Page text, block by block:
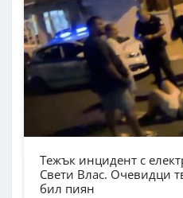
Тежък инцидент с
Свети Влас. Очевидци
бил пиян